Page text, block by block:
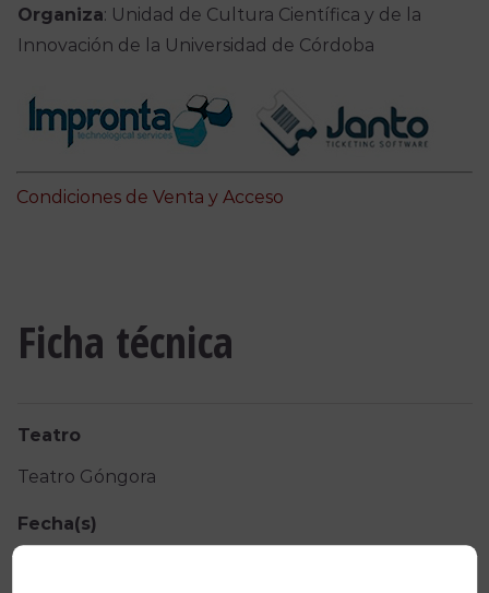
Organiza: Unidad de Cultura Científica y de la
Innovación de la Universidad de Córdoba
Condiciones de Venta y Acceso
Ficha técnica
Teatro
Teatro Góngora
Fecha(s)